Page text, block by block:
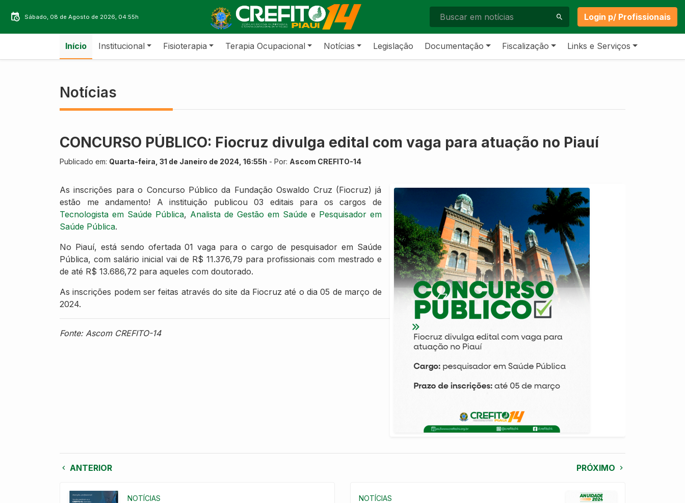
Sábado, 08 de Agosto de 2026, 04:55h Login p/ Profissionais
Início Institucional Fisioterapia Terapia Ocupacional Notícias Legislação Documentação Fiscalização Links e Serviços
Notícias
CONCURSO PÚBLICO: Fiocruz divulga edital com vaga para atuação no Piauí
Publicado em: Quarta-feira, 31 de Janeiro de 2024, 16:55h - Por: Ascom CREFITO-14
As inscrições para o Concurso Público da Fundação Oswaldo Cruz (Fiocruz) já
estão me andamento! A instituição publicou 03 editais para os cargos de
Tecnologista em Saúde Pública, Analista de Gestão em Saúdee Pesquisador em
Saúde Pública.
No Piauí, está sendo ofertada 01 vaga para o cargo de pesquisador em Saúde
Pública, com salário inicial vai de R$ 11.376,79 para profissionais com mestrado e
de até R$ 13.686,72 para aqueles com doutorado.
As inscrições podem ser feitas através do site da Fiocruz até o dia 05 de março de
2024.
Fonte: Ascom CREFITO-14
ANTERIOR PRÓXIMO
NOTÍCIAS NOTÍCIAS